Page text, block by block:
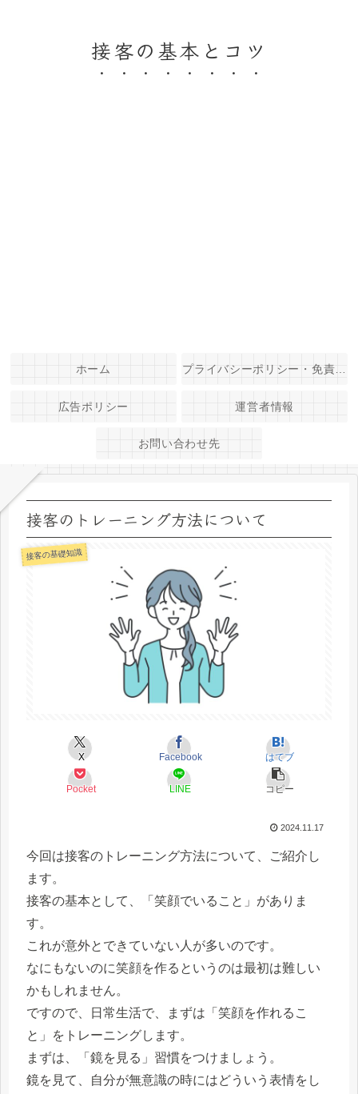
接客の基本とコツ
ホーム
広告ポリシー 運営者情報
お問い合わせ先
接客のトレーニング方法について
接客の基礎知識
X Facebook はてブ
Pocket LINE コピー
2024.11.17
今回は接客のトレーニング方法について、ご紹介し
ます。
接客の基本として、「笑顔でいること」がありま
す。
これが意外とできていない人が多いのです。
なにもないのに笑顔を作るというのは最初は難しい
かもしれません。
ですので、日常生活で、まずは「笑顔を作れるこ
と」をトレーニングします。
まずは、「鏡を見る」習慣をつけましょう。
鏡を見て、自分が無意識の時にはどういう表情をし